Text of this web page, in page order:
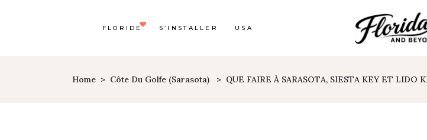
FLORIDE S’INSTALLER USA
Home > Côte Du Golfe (Sarasota) > QUE FAIRE À SARASOTA, SIESTA KEY ET LIDO